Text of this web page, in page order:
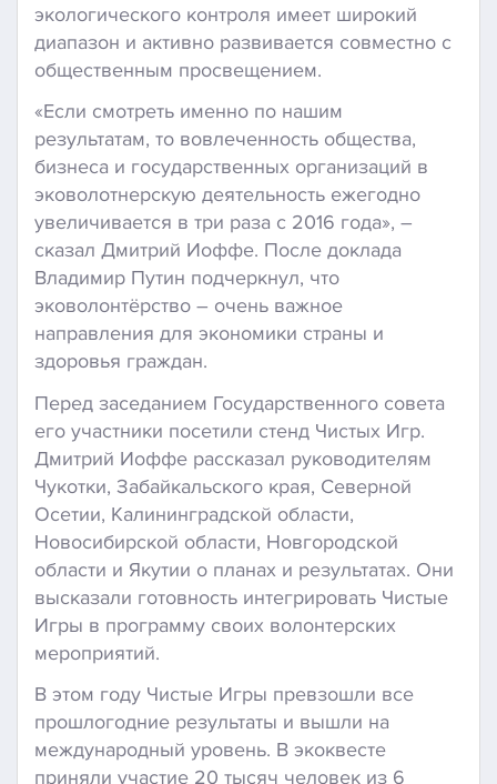
экологического контроля имеет широкий
диапазон и активно развивается совместно с
общественным просвещением.
«Если смотреть именно по нашим
результатам, то вовлеченность общества,
бизнеса и государственных организаций в
эковолотнерскую деятельность ежегодно
увеличивается в три раза с 2016 года», –
сказал Дмитрий Иоффе. После доклада
Владимир Путин подчеркнул, что
эковолонтёрство – очень важное
направления для экономики страны и
здоровья граждан.
Перед заседанием Государственного совета
его участники посетили стенд Чистых Игр.
Дмитрий Иоффе рассказал руководителям
Чукотки, Забайкальского края, Северной
Осетии, Калининградской области,
Новосибирской области, Новгородской
области и Якутии о планах и результатах. Они
высказали готовность интегрировать Чистые
Игры в программу своих волонтерских
мероприятий.
В этом году Чистые Игры превзошли все
прошлогодние результаты и вышли на
международный уровень. В экоквесте
приняли участие 20 тысяч человек из 6